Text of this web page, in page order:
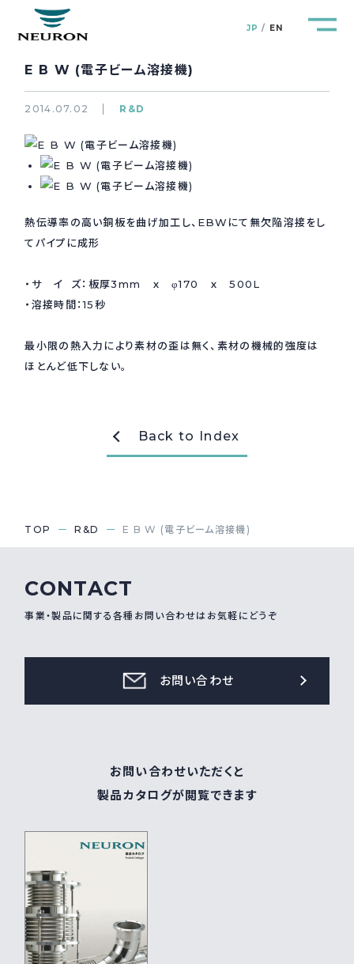
JP EN
管路防災研究所 Pipeline Resilience Lab.
製品＆サービス
研究開発
新着情報 News&Topics
お問い合わせ
E B W (電子ビーム溶接機)
2014.07.02 R&D
熱伝導率の高い銅板を曲げ加工し、EBWにて無欠陥溶接をし
てパイプに成形
・サ イ ズ：板厚3mm ｘ φ170 ｘ 500L
・溶接時間：15秒
最小限の熱入力により素材の歪は無く、素材の機械的強度は
ほとんど低下しない。
Back to Index
TOP R&D E B W (電子ビーム溶接機)
CONTACT
事業・製品に関する各種お問い合わせはお気軽にどうぞ
お問い合わせ
お問い合わせいただくと
製品カタログが閲覧できます